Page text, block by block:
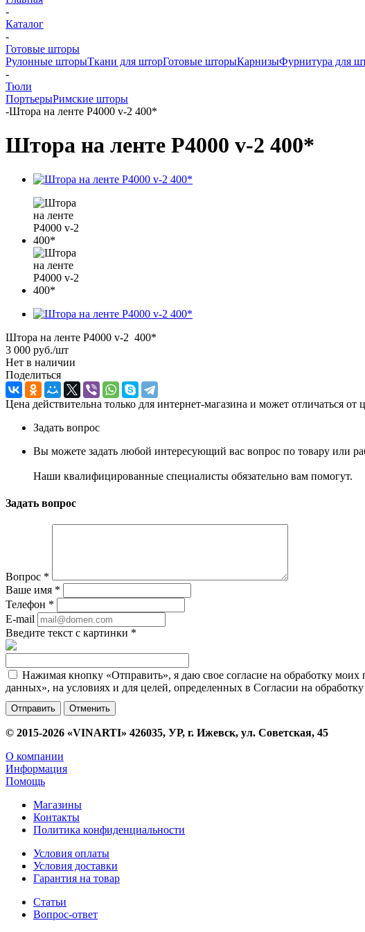
-
Каталог
-
Готовые шторы
Рулонные шторыТкани для шторГотовые шторыКарнизыФурнитура для
-
Тюли
ПортьерыРимские шторы
-Штора на ленте Р4000 v-2 400*
Штора на ленте Р4000 v-2 400*
Штора на ленте Р4000 v-2 400*
3 000 руб./шт
Нет в наличии
Поделиться
Цена действительна только для интернет-магазина и может отличаться от
Задать вопрос
Вы можете задать любой интересующий вас вопрос по товару или
Наши квалифицированные специалисты обязательно вам помогут.
Задать вопрос
Вопрос *
Ваше имя *
Телефон *
E-mail
Введите текст с картинки *
Нажимая кнопку «Отправить», я даю свое согласие на обработку
данных», на условиях и для целей, определенных в Согласии на
Отменить
© 2015-2026 «VINARTI» 426035, УР, г. Ижевск, ул. Советская, 45
О компании
Информация
Помощь
Магазины
Контакты
Политика конфиденциальности
Условия оплаты
Условия доставки
Гарантия на товар
Статьи
Вопрос-ответ